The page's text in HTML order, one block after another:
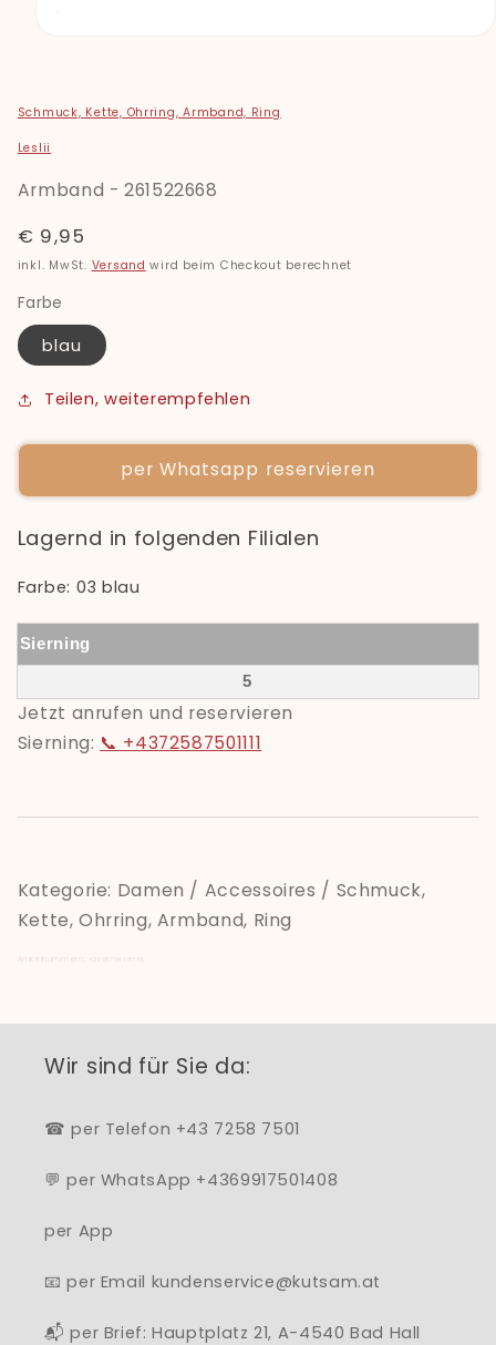
öffnen
Schmuck, Kette, Ohrring, Armband, Ring
Leslii
Armband - 261522668
Normaler
Preis
€ 9,95
inkl. MwSt. Versand wird beim Checkout berechnet
Farbe
blau
Teilen, weiterempfehlen
per Whatsapp reservieren
Lagernd in folgenden Filialen
Farbe: 03 blau
Sierning
5
Jetzt anrufen und reservieren
Sierning: 📞 +4372587501111
Kategorie: Damen / Accessoires / Schmuck,
Kette, Ohrring, Armband, Ring
Artikelnummern:
Wir sind für Sie da:
☎ per Telefon +43 7258 7501
💬 per WhatsApp +4369917501408
per App
📧 per Email kundenservice@kutsam.at
📬 per Brief: Hauptplatz 21, A-4540 Bad Hall